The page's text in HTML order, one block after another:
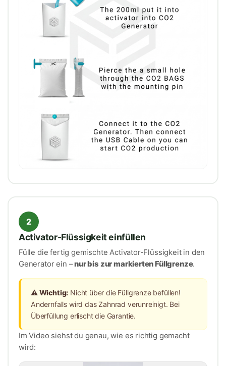
2
Activator-Flüssigkeit einfüllen
Fülle die fertig gemischte Activator-Flüssigkeit in den
Generator ein –nur bis zur markierten Füllgrenze.
⚠️ Wichtig: Nicht über die Füllgrenze befüllen!
Andernfalls wird das Zahnrad verunreinigt. Bei
Überfüllung erlischt die Garantie.
Im Video siehst du genau, wie es richtig gemacht
wird: